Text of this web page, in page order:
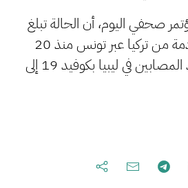
صحفي اليوم، أن الحالة تبلغ
من العمر 55 عاما، قادمة من تركيا عبر تونس منذ 20
يوما، وبذلك يرتفع عدد المصابين في ليبيا بكوفيد 19 إلى